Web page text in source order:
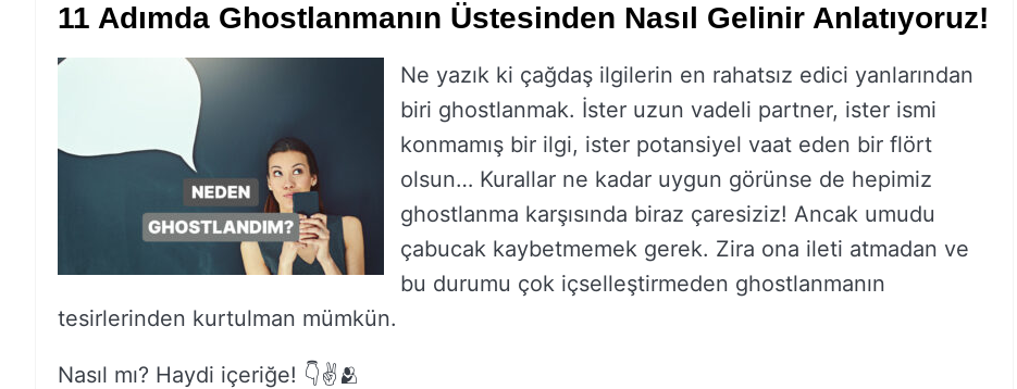
11 Adımda Ghostlanmanın Üstesinden Nasıl Gelinir Anlatıyoruz!
Ne yazık ki çağdaş ilgilerin en rahatsız edici yanlarından
biri ghostlanmak. İster uzun vadeli partner, ister ismi
konmamış bir ilgi, ister potansiyel vaat eden bir flört
olsun… Kurallar ne kadar uygun görünse de hepimiz
ghostlanma karşısında biraz çaresiziz! Ancak umudu
çabucak kaybetmemek gerek. Zira ona ileti atmadan ve
bu durumu çok içselleştirmeden ghostlanmanın
tesirlerinden kurtulman mümkün.
Nasıl mı? Haydi içeriğe! 👇✌️🫂